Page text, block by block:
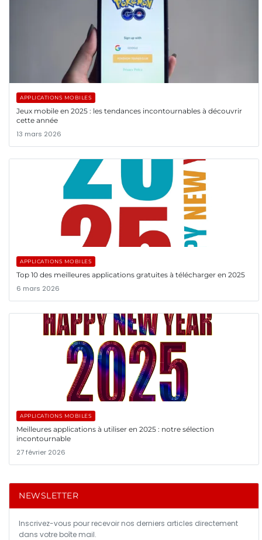
APPLICATIONS MOBILES
Jeux mobile en 2025 : les tendances incontournables à découvrir
cette année
13 mars 2026
APPLICATIONS MOBILES
Top 10 des meilleures applications gratuites à télécharger en 2025
6 mars 2026
APPLICATIONS MOBILES
Meilleures applications à utiliser en 2025 : notre sélection
incontournable
27 février 2026
NEWSLETTER
Inscrivez-vous pour recevoir nos derniers articles directement
dans votre boîte mail.